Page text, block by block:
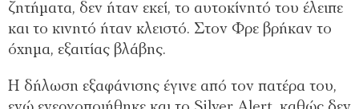
ζητήματα, δεν ήταν εκεί, το αυτοκίνητό του έλειπε
και το κινητό ήταν κλειστό. Στον Φρε βρήκαν το
όχημα, εξαιτίας βλάβης.
Η δήλωση εξαφάνισης έγινε από τον πατέρα του,